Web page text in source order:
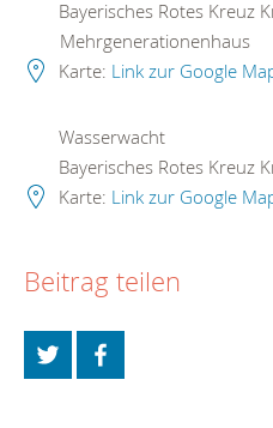
Bayerisches Rotes Kreuz
Mehrgenerationenhaus
Karte: Link zur Google
Wasserwacht
Bayerisches Rotes Kreuz
Karte: Link zur Google
Beitrag teilen